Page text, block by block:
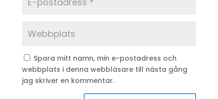
Spara mitt namn, min e-postadress och
webbplats i denna webbläsare till nästa gång
jag skriver en kommentar.